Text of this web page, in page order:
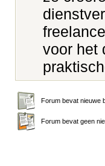
voor het
Forum bevat nieuwe
Forum bevat geen